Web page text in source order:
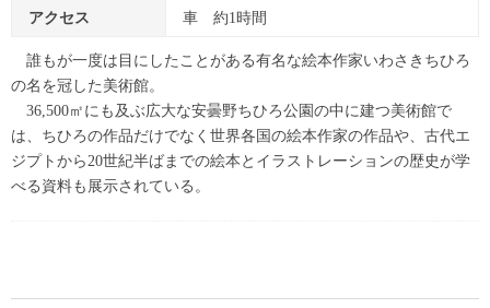
アクセス 車 約1時間
誰もが一度は目にしたことがある有名な絵本作家いわさきちひろ
の名を冠した美術館。
36,500㎡にも及ぶ広大な安曇野ちひろ公園の中に建つ美術館で
は、ちひろの作品だけでなく世界各国の絵本作家の作品や、古代エ
ジプトから20世紀半ばまでの絵本とイラストレーションの歴史が学
べる資料も展示されている。